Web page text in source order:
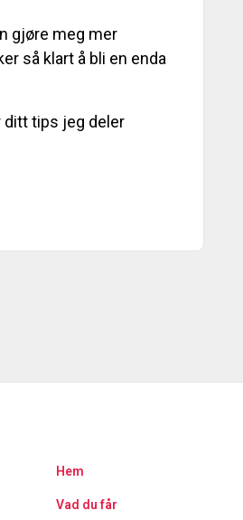
gjøre meg mer
så klart å bli en enda
ditt tips jeg deler
Hem
Vad du får